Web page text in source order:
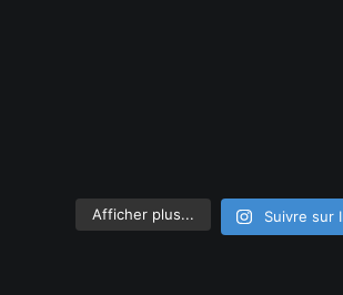
Afficher plus... Suivre sur